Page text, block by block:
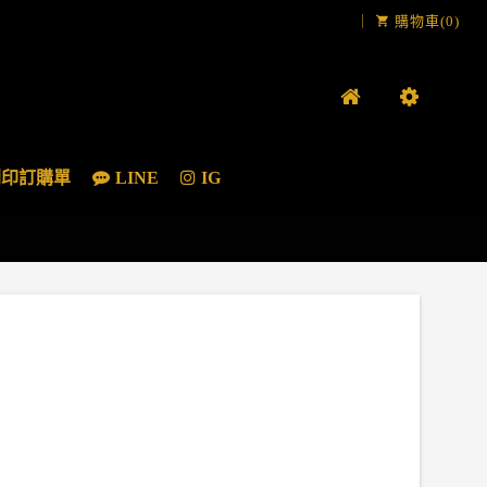
購物車(0)
訂購單 LINE IG